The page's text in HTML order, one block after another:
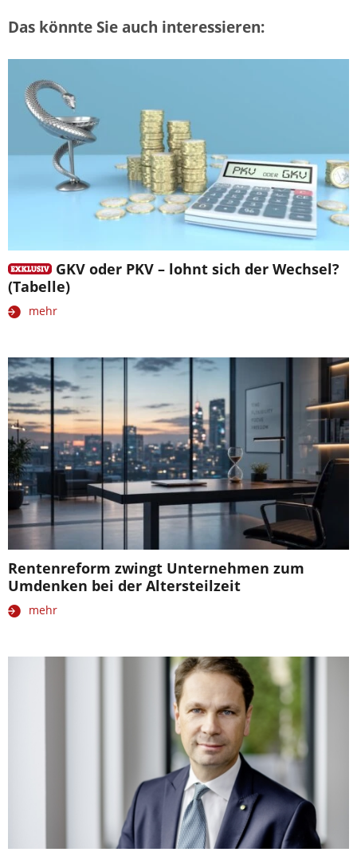
Das könnte Sie auch interessieren:
GKV oder PKV – lohnt sich der Wechsel?
(Tabelle)
mehr
Rentenreform zwingt Unternehmen zum
Umdenken bei der Altersteilzeit
mehr